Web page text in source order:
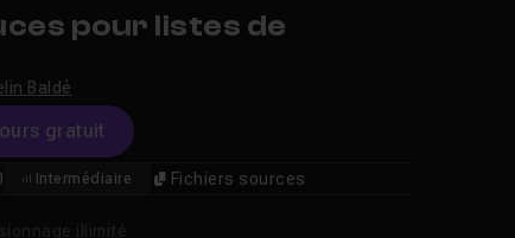
pour listes de
Baldé
gratuit
Intermédiaire Fichiers sources